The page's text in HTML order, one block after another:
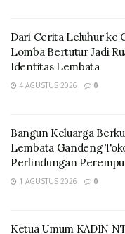
Di sektor putri, tim
dengan serangan
putri Kecamatan
balas.
​Namun, di partai
Dari Cerita Leluhur ke
Lomba Bertutur Jadi
Identitas Lembata
4 AGUSTUS 2026 0
Bangun Keluarga
Lembata Gandeng
Perlindungan
1 AGUSTUS 2026 0
Ketua Umum KADIN